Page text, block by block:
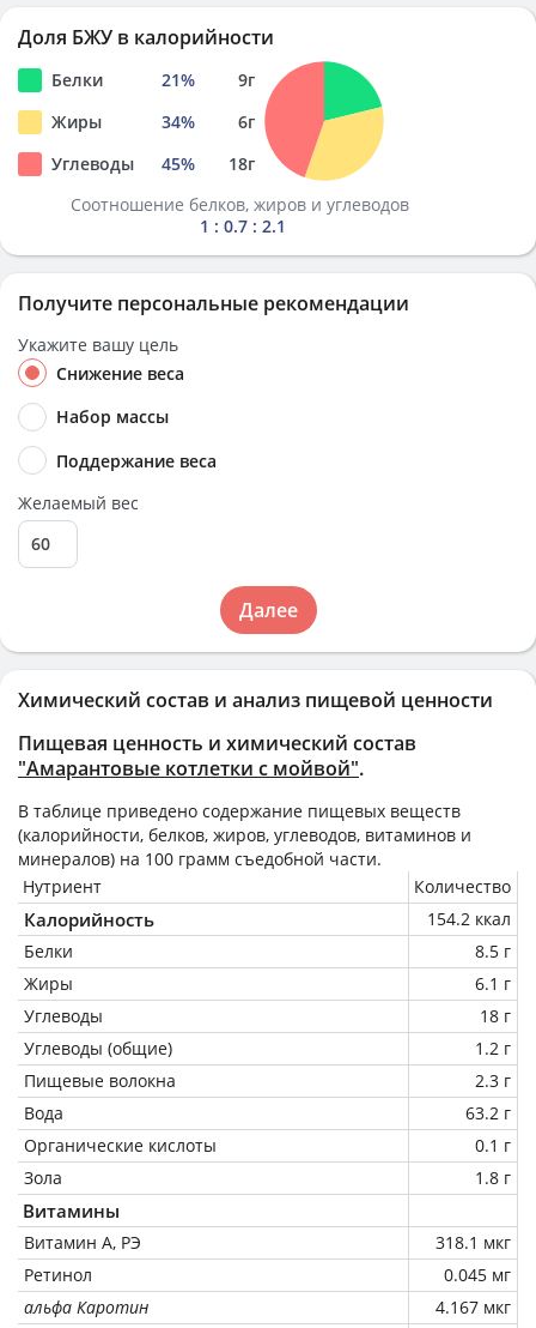
Химический состав и анализ пищевой ценности
Пищевая ценность и химический состав
"Амарантовые котлетки с мойвой".
В таблице приведено содержание пищевых веществ
(калорийности, белков, жиров, углеводов, витаминов и
минералов) на 100 грамм съедобной части.
Нутриент
Количество
Калорийность
154.2 ккал
Белки
8.5 г
Жиры
6.1 г
Углеводы
18 г
Углеводы (общие)
1.2 г
Пищевые волокна
2.3 г
Вода
63.2 г
Органические кислоты
0.1 г
Зола
1.8 г
Витамины
Витамин А, РЭ
318.1 мкг
Ретинол
0.045 мг
альфа Каротин
4.167 мкг
Доля БЖУ в калорийности
Белки 21% 9г
Жиры
34% 6г
Углеводы
45% 18г
Соотношение белков, жиров и углеводов
1 : 0.7 : 2.1
Получите персональные рекомендации
Укажите вашу цель
Снижение веса
Набор массы
Поддержание веса
Желаемый вес
Далее